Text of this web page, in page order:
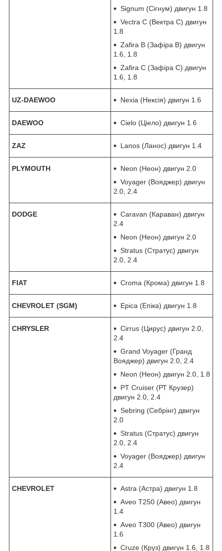
Signum (Сігнум) двигун 1.8
Vectra C (Вектра С) двигун
1.8
Zafira B (Зафіра В) двигун
1.6, 1.8
Zafira C (Зафіра С) двигун
1.6, 1.8
UZ-DAEWOO Nexia (Нексія) двигун 1.6
DAEWOO Cielo (Ціело) двигун 1.6
ZAZ Lanos (Ланос) двигун 1.4
PLYMOUTH
Neon (Неон) двигун 2.0
Voyager (Вояджер) двигун
2.0, 2.4
DODGE
Caravan (Караван) двигун
2.4
Neon (Неон) двигун 2.0
Stratus (Стратус) двигун
2.0, 2.4
FIAT Croma (Крома) двигун 1.8
CHEVROLET (SGM) Epica (Епіка) двигун 1.8
CHRYSLER
Cirrus (Цирус) двигун 2.0,
2.4
Grand Voyager (Гранд
Вояджер) двигун 2.0, 2.4
Neon (Неон) двигун 2.0, 1.8
PT Cruiser (РТ Крузер)
двигун 2.0, 2.4
Sebring (Себрінг) двигун
2.0
Stratus (Стратус) двигун
2.0, 2.4
Voyager (Вояджер) двигун
2.4
CHEVROLET
Astra (Астра) двигун 1.8
Aveo T250 (Авео) двигун
1.4
Aveo T300 (Авео) двигун
1.6
Cruze (Круз) двигун 1.6, 1.8